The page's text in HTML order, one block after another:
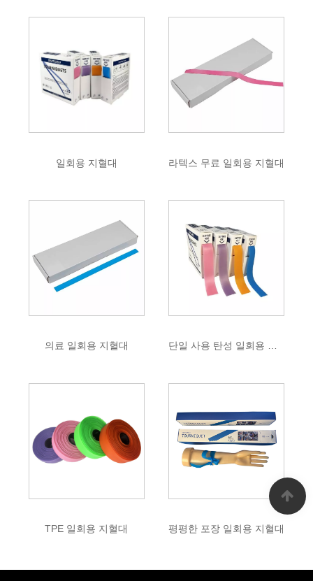
일회용 지혈대 라텍스 무료 일회용 지혈대
의료 일회용 지혈대 단일 사용 탄성 일회용 지혈대
TPE 일회용 지혈대 평평한 포장 일회용 지혈대